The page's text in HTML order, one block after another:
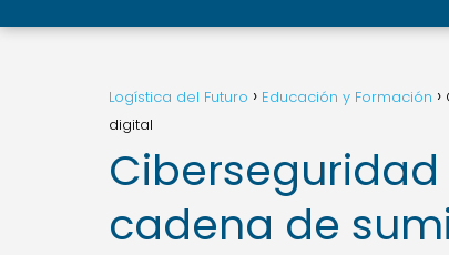
Logística del Futuro Educación y Formación
digital
cadena de